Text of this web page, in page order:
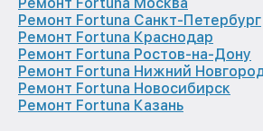
Ремонт Fortuna Санкт-Петербург
Ремонт Fortuna Краснодар
Ремонт Fortuna Ростов-на-Дону
Ремонт Fortuna Нижний
Ремонт Fortuna Новосибирск
Ремонт Fortuna Казань